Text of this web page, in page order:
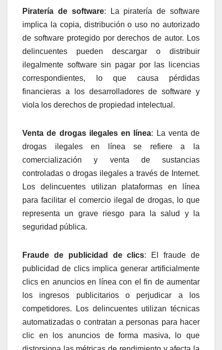
Piratería de software: La piratería de software
implica la copia, distribución o uso no autorizado
de software protegido por derechos de autor. Los
delincuentes pueden descargar o distribuir
ilegalmente software sin pagar por las licencias
correspondientes, lo que causa pérdidas
financieras a los desarrolladores de software y
viola los derechos de propiedad intelectual.
Venta de drogas ilegales en línea: La venta de
drogas ilegales en línea se refiere a la
comercialización y venta de sustancias
controladas o drogas ilegales a través de Internet.
Los delincuentes utilizan plataformas en línea
para facilitar el comercio ilegal de drogas, lo que
representa un grave riesgo para la salud y la
seguridad pública.
Fraude de publicidad de clics: El fraude de
publicidad de clics implica generar artificialmente
clics en anuncios en línea con el fin de aumentar
los ingresos publicitarios o perjudicar a los
competidores. Los delincuentes utilizan técnicas
automatizadas o contratan a personas para hacer
clic en los anuncios de forma masiva, lo que